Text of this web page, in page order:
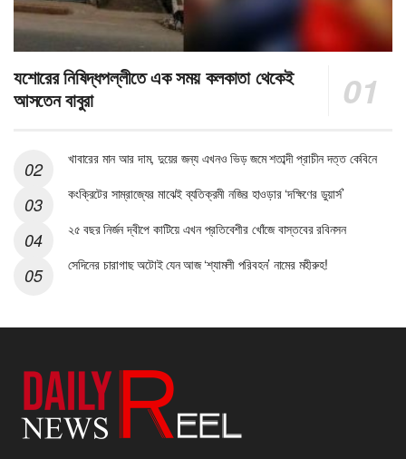
যশোরের নিষিদ্ধপল্লীতে এক সময় কলকাতা থেকেই
আসতেন বাবুরা
খাবারের মান আর দাম, দুয়ের জন্য এখনও ভিড় জমে শতাব্দী প্রাচীন দত্ত কেবিনে
কংক্রিটের সাম্রাজ্যের মাঝেই ব্যতিক্রমী নজির হাওড়ার ‘দক্ষিণের ডুয়ার্স’
২৫ বছর নির্জন দ্বীপে কাটিয়ে এখন প্রতিবেশীর খোঁজে বাস্তবের রবিনসন
সেদিনের চারাগাছ অটোই যেন আজ ‘শ্যামলী পরিবহন’ নামের মহীরুহ!